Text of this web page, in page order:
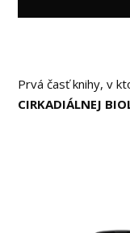
Prvá časť knihy, v
CIRKADIÁLNEJ